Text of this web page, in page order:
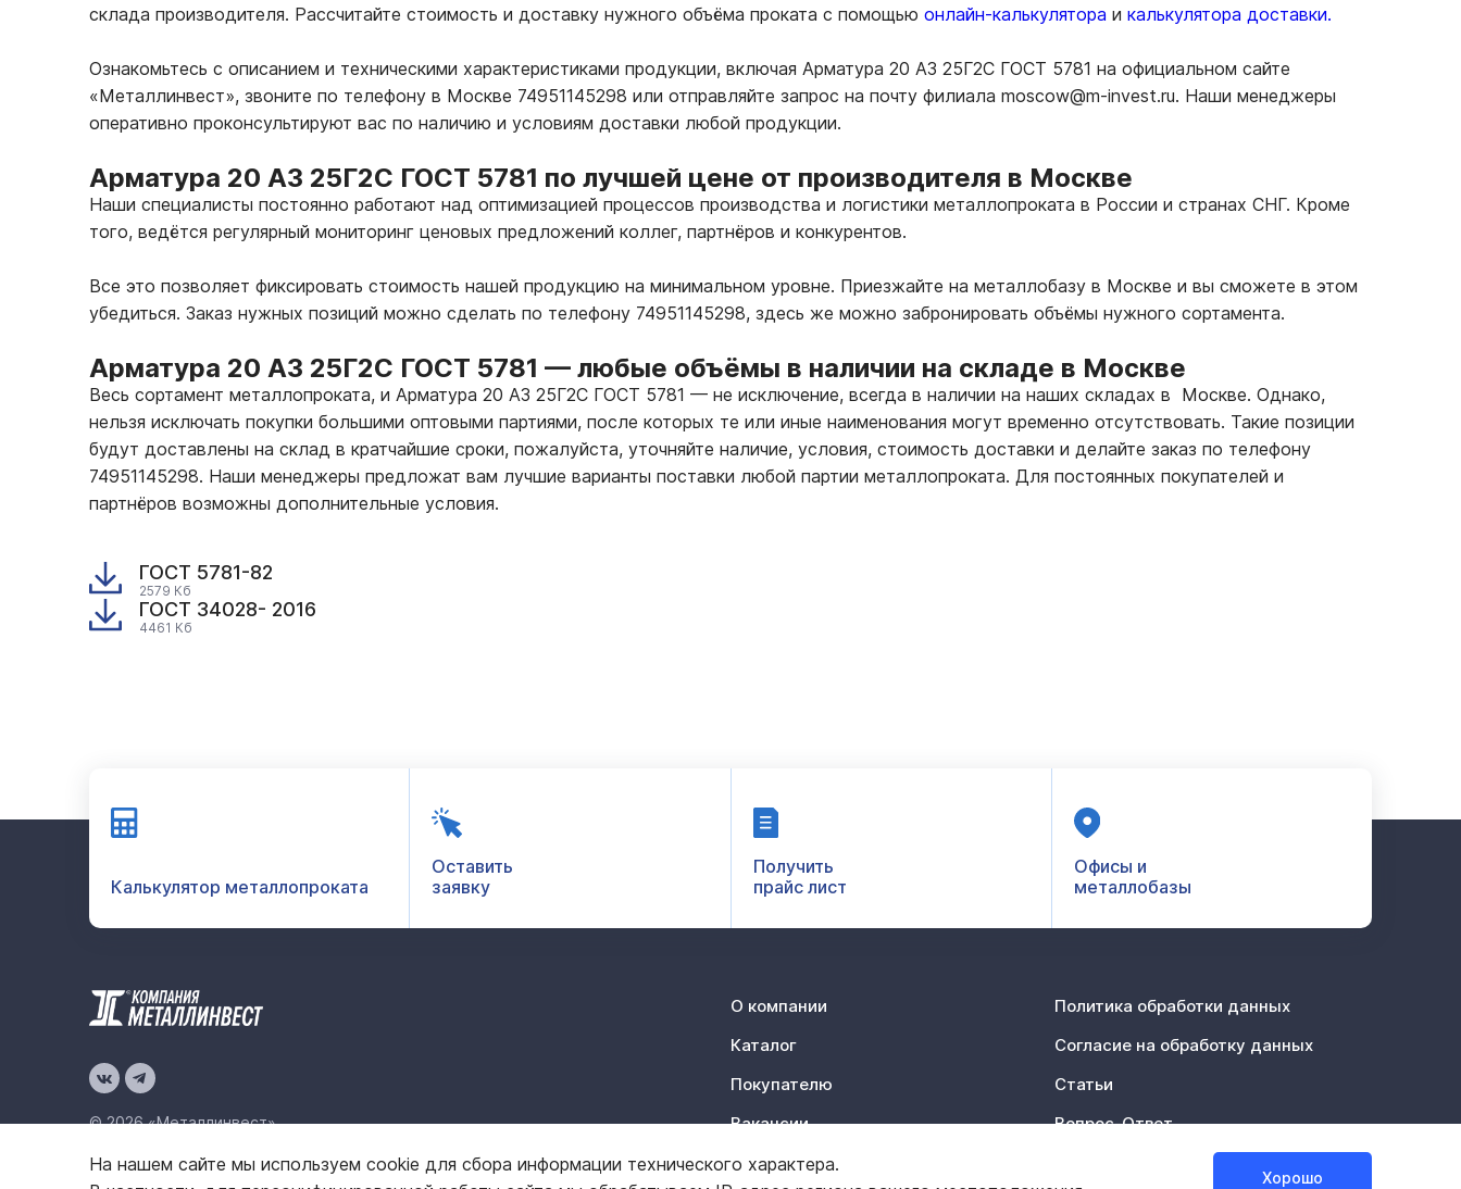
склада производителя. Рассчитайте стоимость и доставку нужного объёма проката с помощью онлайн-калькулятора и калькулятора доставки.
Ознакомьтесь с описанием и техническими характеристиками продукции, включая Арматура 20 А3 25Г2С ГОСТ 5781 на официальном сайте
«Металлинвест», звоните по телефону в Москве 74951145298 или отправляйте запрос на почту филиала moscow@m-invest.ru. Наши менеджеры
оперативно проконсультируют вас по наличию и условиям доставки любой продукции.
Арматура 20 А3 25Г2С ГОСТ 5781 по лучшей цене от производителя в Москве
Наши специалисты постоянно работают над оптимизацией процессов производства и логистики металлопроката в России и странах СНГ. Кроме
того, ведётся регулярный мониторинг ценовых предложений коллег, партнёров и конкурентов.
Все это позволяет фиксировать стоимость нашей продукцию на минимальном уровне. Приезжайте на металлобазу в Москве и вы сможете в этом
убедиться. Заказ нужных позиций можно сделать по телефону 74951145298, здесь же можно забронировать объёмы нужного сортамента.
Арматура 20 А3 25Г2С ГОСТ 5781 — любые объёмы в наличии на складе в Москве
Весь сортамент металлопроката, и Арматура 20 А3 25Г2С ГОСТ 5781 — не исключение, всегда в наличии на наших складах в Москве. Однако,
нельзя исключать покупки большими оптовыми партиями, после которых те или иные наименования могут временно отсутствовать. Такие позиции
будут доставлены на склад в кратчайшие сроки, пожалуйста, уточняйте наличие, условия, стоимость доставки и делайте заказ по телефону
74951145298. Наши менеджеры предложат вам лучшие варианты поставки любой партии металлопроката. Для постоянных покупателей и
партнёров возможны дополнительные условия.
ГОСТ 5781-82
2579 Кб
ГОСТ 34028- 2016
4461 Кб
Калькулятор металлопроката
Оставить
заявку
Получить
прайс лист
Офисы и
металлобазы
© 2026 «Металлинвест»
Политика конфиденциальностиКарта сайта
О компании
Каталог
Покупателю
Вакансии
Контакты
Политика обработки данных
Согласие на обработку данных
Статьи
Вопрос-Ответ
На нашем сайте мы используем cookie для сбора информации технического характера.
Хорошо